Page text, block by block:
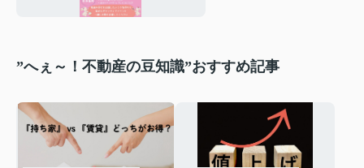
”へぇ～！不動産の豆知識”おすすめ記事